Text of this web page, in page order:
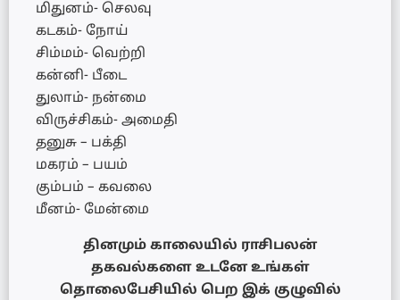
மிதுனம்- செலவு
கடகம்- நோய்
சிம்மம்- வெற்றி
கன்னி- பீடை
துலாம்- நன்மை
விருச்சிகம்- அமைதி
தனுசு – பக்தி
மகரம் – பயம்
கும்பம் – கவலை
மீனம்- மேன்மை
தினமும் காலையில் ராசிபலன்
தகவல்களை உடனே உங்கள்
தொலைபேசியில் பெற இக் குழுவில்